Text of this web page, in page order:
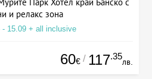
Парк Хотел край Банско с
и релакс зона
- 15.09 + all inclusive
60€ / 117.35
лв.